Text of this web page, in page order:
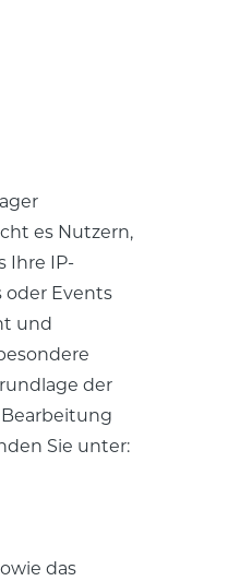
es Nutzern,
Ihre IP-
oder Events
und
der
Sie unter:
das